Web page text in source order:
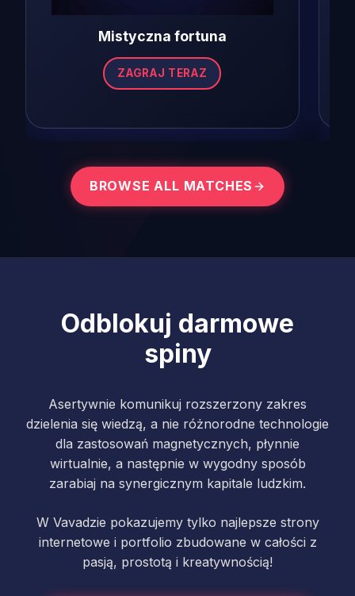
Mistyczna fortuna
ZAGRAJ TERAZ
BROWSE ALL MATCHES
Odblokuj darmowe
spiny
Asertywnie komunikuj rozszerzony zakres
dzielenia się wiedzą, a nie różnorodne technologie
dla zastosowań magnetycznych, płynnie
wirtualnie, a następnie w wygodny sposób
zarabiaj na synergicznym kapitale ludzkim.
W Vavadzie pokazujemy tylko najlepsze strony
internetowe i portfolio zbudowane w całości z
pasją, prostotą i kreatywnością!